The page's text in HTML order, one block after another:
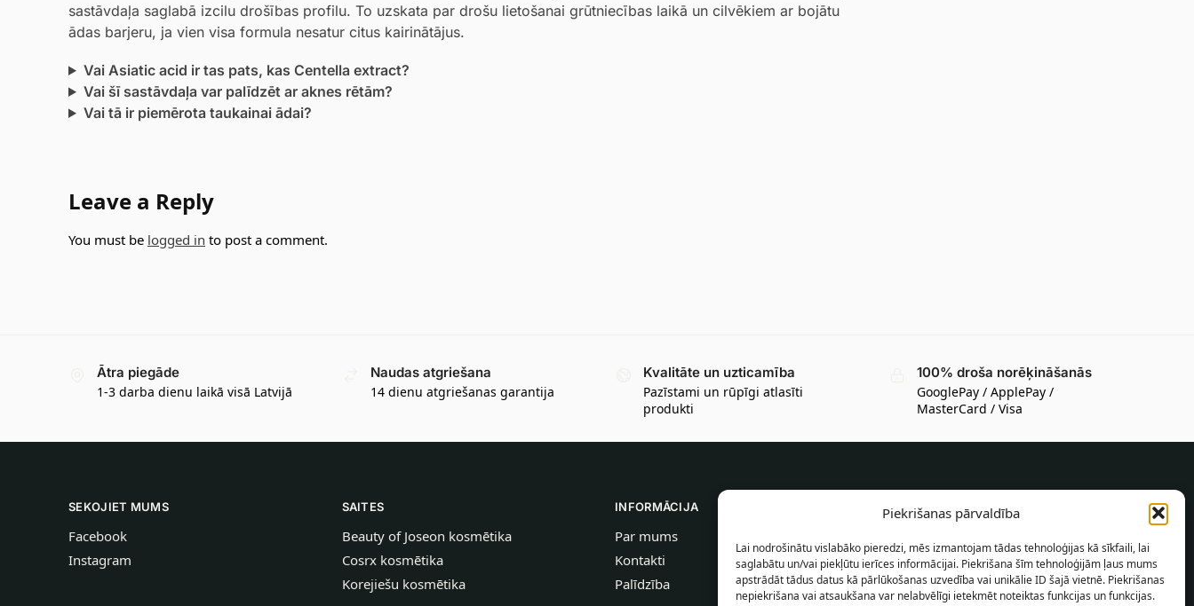
Piekrišanas pārvaldība
Lai nodrošinātu vislabāko pieredzi, mēs izmantojam tādas tehnoloģijas kā sīkfaili, lai
saglabātu un/vai piekļūtu ierīces informācijai. Piekrišana šīm tehnoloģijām ļaus mums
apstrādāt tādus datus kā pārlūkošanas uzvedība vai unikālie ID šajā vietnē. Piekrišanas
nepiekrišana vai atsaukšana var nelabvēlīgi ietekmēt noteiktas funkcijas un funkcijas.
sastāvdaļa saglabā izcilu drošības profilu. To uzskata par drošu lietošanai grūtniecības laikā un cilvēkiem ar bojātu
ādas barjeru, ja vien visa formula nesatur citus kairinātājus.
Vai Asiatic acid ir tas pats, kas Centella extract?
Vai šī sastāvdaļa var palīdzēt ar aknes rētām?
Vai tā ir piemērota taukainai ādai?
Leave a Reply
You must be logged in to post a comment.
Ātra piegāde
1-3 darba dienu laikā visā Latvijā
Naudas atgriešana
14 dienu atgriešanas garantija
Kvalitāte un uzticamība
Pazīstami un rūpīgi atlasīti
produkti
100% droša norēķināšanās
GooglePay / ApplePay /
MasterCard / Visa
SEKOJIET MUMS
Facebook
Instagram
SAITES
Beauty of Joseon kosmētika
Cosrx kosmētika
Korejiešu kosmētika
INFORMĀCIJA
Par mums
Kontakti
Palīdzība
INFORMĀCIJA PIRCĒJAM
Noteikumi un nosacījumi
Konfidencialitātes politika